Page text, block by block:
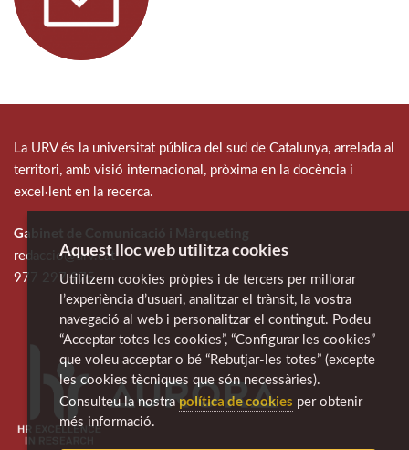
La URV és la universitat pública del sud de Catalunya, arrelada al
territori, amb visió internacional, pròxima en la docència i
excel·lent en la recerca.
Gabinet de Comunicació i Màrqueting
redaccio@urv.cat
977 297 975
Aquest lloc web utilitza cookies
Utilitzem cookies pròpies i de tercers per millorar
l’experiència d’usuari, analitzar el trànsit, la vostra
navegació al web i personalitzar el contingut. Podeu
“Acceptar totes les cookies”, “Configurar les cookies”
que voleu acceptar o bé “Rebutjar-les totes” (excepte
les cookies tècniques que són necessàries).
Consulteu la nostra política de cookies per obtenir
més informació.